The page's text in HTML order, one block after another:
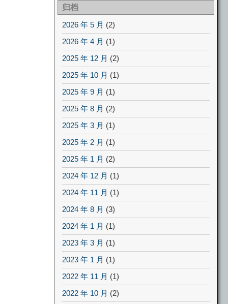
归档
2026 年 5 月 (2)
2026 年 4 月 (1)
2025 年 12 月 (2)
2025 年 10 月 (1)
2025 年 9 月 (1)
2025 年 8 月 (2)
2025 年 3 月 (1)
2025 年 2 月 (1)
2025 年 1 月 (2)
2024 年 12 月 (1)
2024 年 11 月 (1)
2024 年 8 月 (3)
2024 年 1 月 (1)
2023 年 3 月 (1)
2023 年 1 月 (1)
2022 年 11 月 (1)
2022 年 10 月 (2)